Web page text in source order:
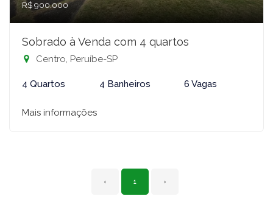
R$ 900.000
Sobrado à Venda com 4 quartos
Centro, Peruíbe-SP
4 Quartos 4 Banheiros 6 Vagas
Mais informações
‹ 1 ›